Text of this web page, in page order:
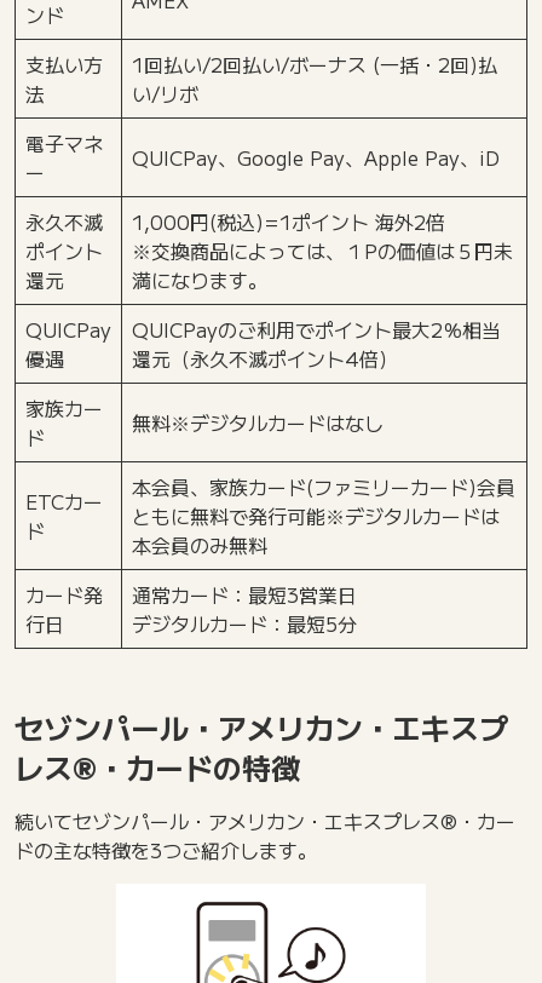
ンド
支払い方
法
1回払い/2回払い/ボーナス (一括・2回)払
い/リボ
電子マネ
ー
QUICPay、Google Pay、Apple Pay、iD
永久不滅
ポイント
還元
1,000円(税込)=1ポイント 海外2倍
※交換商品によっては、１Pの価値は５円未
満になります。
QUICPay
優遇
QUICPayのご利用でポイント最大2％相当
還元（永久不滅ポイント4倍）
家族カー
ド
無料※デジタルカードはなし
ETCカー
ド
本会員、家族カード(ファミリーカード)会員
ともに無料で発行可能※デジタルカードは
本会員のみ無料
カード発
行日
通常カード：最短3営業日
デジタルカード：最短5分
セゾンパール・アメリカン・エキスプ
レス®・カードの特徴
続いてセゾンパール・アメリカン・エキスプレス®・カー
ドの主な特徴を3つご紹介します。